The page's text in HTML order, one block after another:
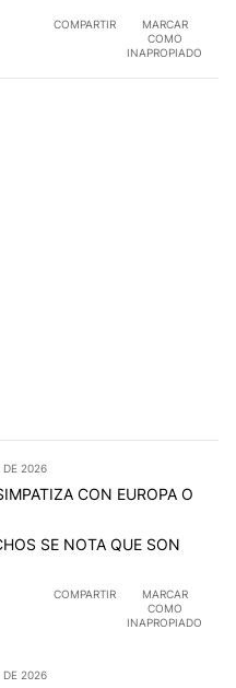
COMPARTIR
MARCAR
COMO
INAPROPIADO
DE 2026
CON EUROPA O
SE NOTA QUE SON
COMPARTIR
MARCAR
COMO
INAPROPIADO
DE 2026